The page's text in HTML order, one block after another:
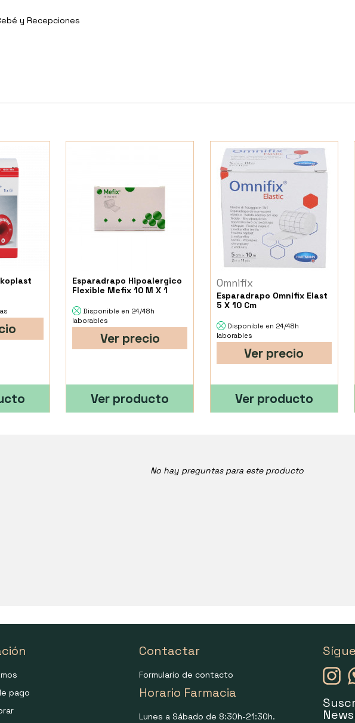
y Recepciones
Esparadrapo Hipoalergico
Flexible Mefix 10 M X 1
Disponible en 24/48h
laborables
Ver precio
Ver producto
Omnifix
Esparadrapo Omnifix Elast
5 X 10 Cm
Disponible en 24/48h
laborables
Ver precio
Ver producto
No hay preguntas para este producto
pago
Contactar
Formulario de contacto
Horario Farmacia
Lunes a Sábado de 8:30h-21:30h.